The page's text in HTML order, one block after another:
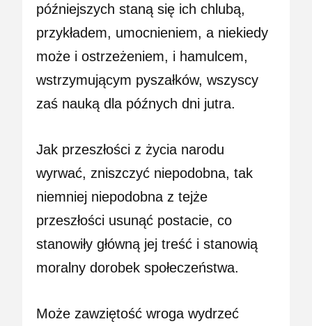
późniejszych staną się ich chlubą,
przykładem, umocnieniem, a niekiedy
może i ostrzeżeniem, i hamulcem,
wstrzymującym pyszałków, wszyscy
zaś nauką dla późnych dni jutra.
Jak przeszłości z życia narodu
wyrwać, zniszczyć niepodobna, tak
niemniej niepodobna z tejże
przeszłości usunąć postacie, co
stanowiły główną jej treść i stanowią
moralny dorobek społeczeństwa.
Może zawziętość wroga wydrzeć